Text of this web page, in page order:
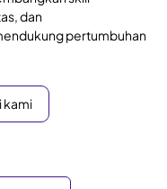
dan
pertumbuhan
kami